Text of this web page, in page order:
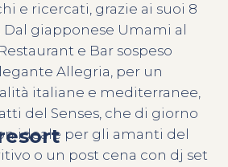
e ricercati, grazie ai suoi 8
Dal giapponese Umami al
e Bar sospeso
Allegria, per un
italiane e mediterranee,
del Senses, che di giorno
ideale per gli amanti del
o un post cena con dj set